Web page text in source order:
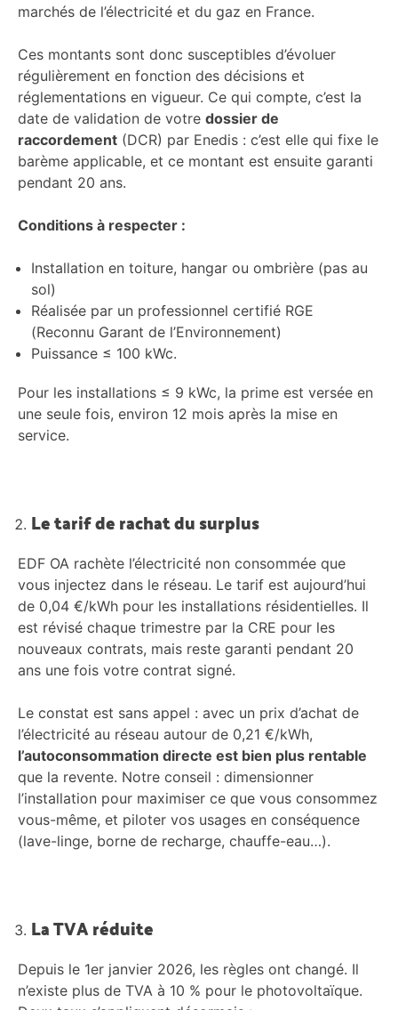
marchés de l’électricité et du gaz en France.
Ces montants sont donc susceptibles d’évoluer
régulièrement en fonction des décisions et
réglementations en vigueur. Ce qui compte, c’est la
date de validation de votre dossier de
raccordement (DCR) par Enedis : c’est elle qui fixe le
barème applicable, et ce montant est ensuite garanti
pendant 20 ans.
Conditions à respecter :
Installation en toiture, hangar ou ombrière (pas au
sol)
Réalisée par un professionnel certifié RGE
(Reconnu Garant de l’Environnement)
Puissance ≤ 100 kWc.
Pour les installations ≤ 9 kWc, la prime est versée en
une seule fois, environ 12 mois après la mise en
service.
Le tarif de rachat du surplus
EDF OA rachète l’électricité non consommée que
vous injectez dans le réseau. Le tarif est aujourd’hui
de 0,04 €/kWh pour les installations résidentielles. Il
est révisé chaque trimestre par la CRE pour les
nouveaux contrats, mais reste garanti pendant 20
ans une fois votre contrat signé.
Le constat est sans appel : avec un prix d’achat de
l’électricité au réseau autour de 0,21 €/kWh,
l’autoconsommation directe est bien plus rentable
que la revente. Notre conseil : dimensionner
l’installation pour maximiser ce que vous consommez
vous-même, et piloter vos usages en conséquence
(lave-linge, borne de recharge, chauffe-eau…).
La TVA réduite
Depuis le 1er janvier 2026, les règles ont changé. Il
n’existe plus de TVA à 10 % pour le photovoltaïque.